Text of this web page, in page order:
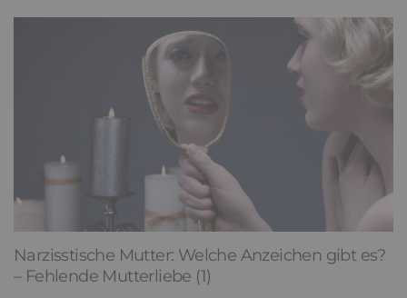
Narzisstische Mutter: Welche Anzeichen gibt es?
– Fehlende Mutterliebe (1)